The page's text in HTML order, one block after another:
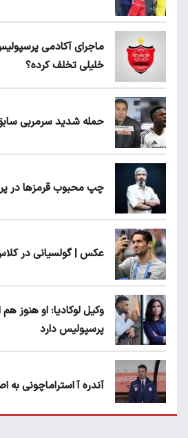
ماجرای آکادمی
خلیلی تخلف کرده؟
حمله شدید سرمربی
چپ محبوب قرمزها در
عکس | گولسیانی در
وکیل لوکادیا: او هنوز
پرسپولیس دارد
آندره آ استراماچونی